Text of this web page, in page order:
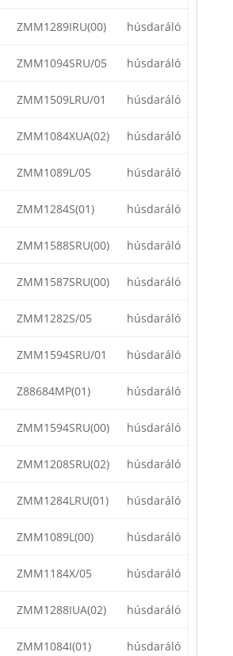
ZMM1289IRU(00) húsdaráló
ZMM1094SRU/05 húsdaráló
ZMM1509LRU/01 húsdaráló
ZMM1084XUA(02) húsdaráló
ZMM1089L/05 húsdaráló
ZMM1284S(01) húsdaráló
ZMM1588SRU(00) húsdaráló
ZMM1587SRU(00) húsdaráló
ZMM1282S/05 húsdaráló
ZMM1594SRU/01 húsdaráló
Z88684MP(01) húsdaráló
ZMM1594SRU(00) húsdaráló
ZMM1208SRU(02) húsdaráló
ZMM1284LRU(01) húsdaráló
ZMM1089L(00) húsdaráló
ZMM1184X/05 húsdaráló
ZMM1288IUA(02) húsdaráló
ZMM1084I(01) húsdaráló